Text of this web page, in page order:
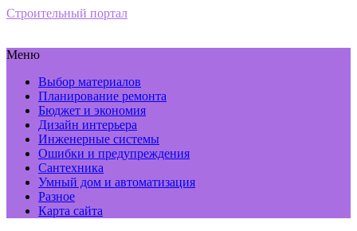
Строительный портал
Меню
Выбор материалов
Планирование ремонта
Бюджет и экономия
Дизайн интерьера
Инженерные системы
Ошибки и предупреждения
Сантехника
Умный дом и автоматизация
Разное
Карта сайта